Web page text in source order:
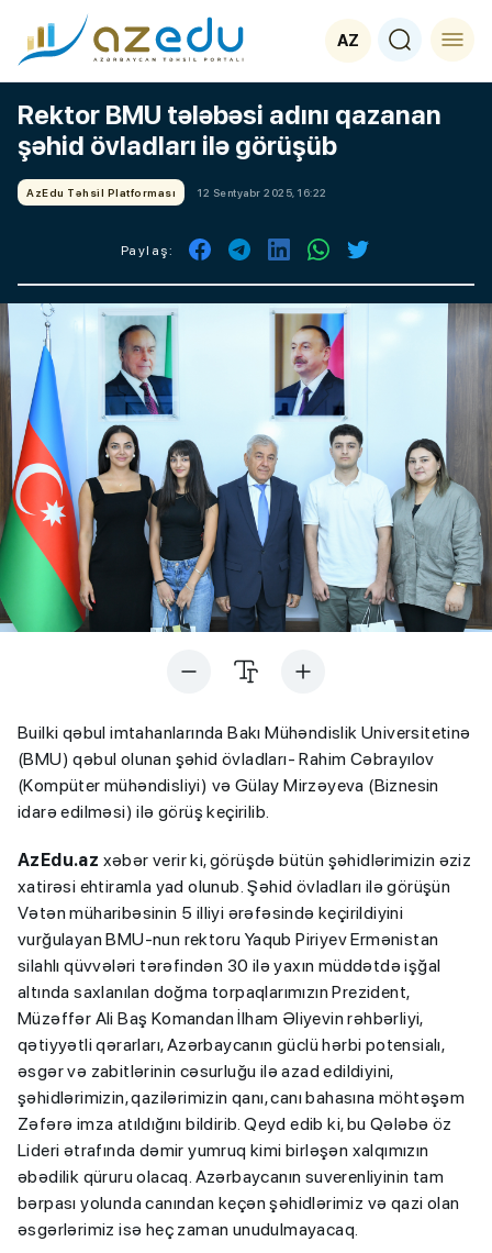
AZ
Rektor BMU tələbəsi adını qazanan
şəhid övladları ilə görüşüb
AzEdu Təhsil Platforması 12 Sentyabr 2025, 16:22
Paylaş:
Builki qəbul imtahanlarında Bakı Mühəndislik Universitetinə
(BMU) qəbul olunan şəhid övladları- Rahim Cəbrayılov
(Kompüter mühəndisliyi) və Gülay Mirzəyeva (Biznesin
idarə edilməsi) ilə görüş keçirilib.
AzEdu.az xəbər verir ki, görüşdə bütün şəhidlərimizin əziz
xatirəsi ehtiramla yad olunub. Şəhid övladları ilə görüşün
Vətən müharibəsinin 5 illiyi ərəfəsində keçirildiyini
vurğulayan BMU-nun rektoru Yaqub Piriyev Ermənistan
silahlı qüvvələri tərəfindən 30 ilə yaxın müddətdə işğal
altında saxlanılan doğma torpaqlarımızın Prezident,
Müzəffər Ali Baş Komandan İlham Əliyevin rəhbərliyi,
qətiyyətli qərarları, Azərbaycanın güclü hərbi potensialı,
əsgər və zabitlərinin cəsurluğu ilə azad edildiyini,
şəhidlərimizin, qazilərimizin qanı, canı bahasına möhtəşəm
Zəfərə imza atıldığını bildirib. Qeyd edib ki, bu Qələbə öz
Lideri ətrafında dəmir yumruq kimi birləşən xalqımızın
əbədilik qüruru olacaq. Azərbaycanın suverenliyinin tam
bərpası yolunda canından keçən şəhidlərimiz və qazi olan
əsgərlərimiz isə heç zaman unudulmayacaq.